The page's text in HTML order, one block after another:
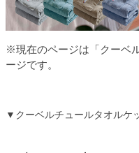
※現在のページは「クーベ
ージです。
▼クーベルチュールタオルケ